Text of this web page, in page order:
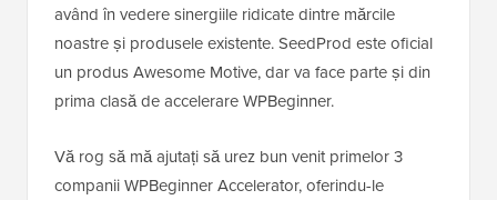
având în vedere sinergiile ridicate dintre mărcile
noastre și produsele existente. SeedProd este oficial
un produs Awesome Motive, dar va face parte și din
prima clasă de accelerare WPBeginner.
Vă rog să mă ajutați să urez bun venit primelor 3
companii WPBeginner Accelerator, oferindu-le